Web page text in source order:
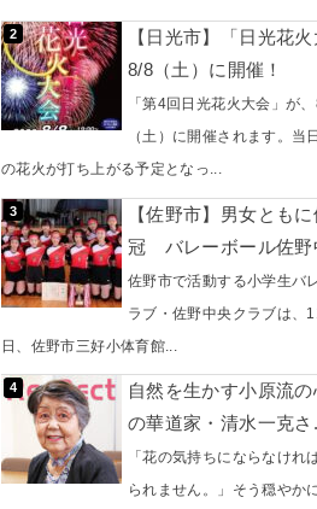
【日光市】「日光花
8/8（土）に開催！
「第4回日光花火大会」が
（土）に開催されます。当
の花火が打ち上がる予定となっ...
【佐野市】男女とも
冠 バレーボール佐野
佐野市で活動する小学生バ
ラブ・佐野中央クラブは、
日、佐野市三好小体育館...
自然を生かす小原流
の華道家・清水一克さ
「花の気持ちにならなけれ
られません。」そう穏やか